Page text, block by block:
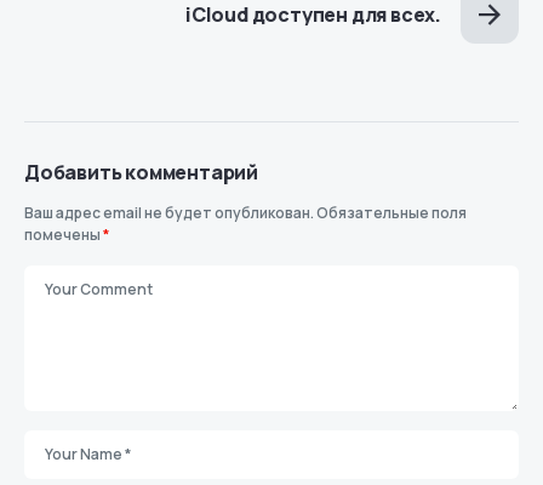
iCloud доступен для всех.
Добавить комментарий
Ваш адрес email не будет опубликован.Обязательные поля
помечены*